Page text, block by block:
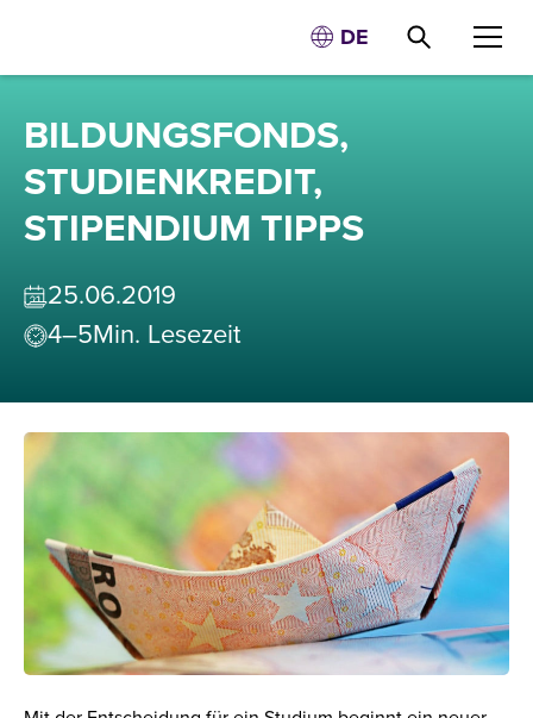
DE
BILDUNGSFONDS,
STUDIENKREDIT,
STIPENDIUM TIPPS
25.06.2019
4–5Min. Lesezeit